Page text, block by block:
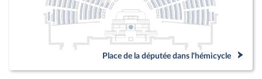
Place de la députée dans l'hémicycle